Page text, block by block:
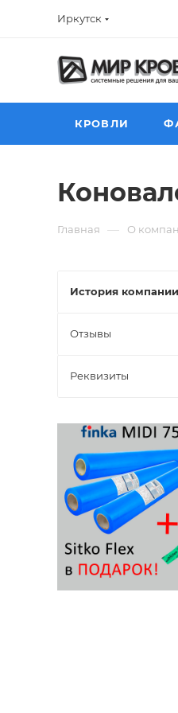
Иркутск
КРОВЛИ
Главная — О
История компании
Отзывы
Реквизиты